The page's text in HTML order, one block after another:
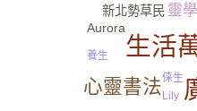
生活
心靈書法
靈
新北勢草民
Aurora
養生
Lily
俫生